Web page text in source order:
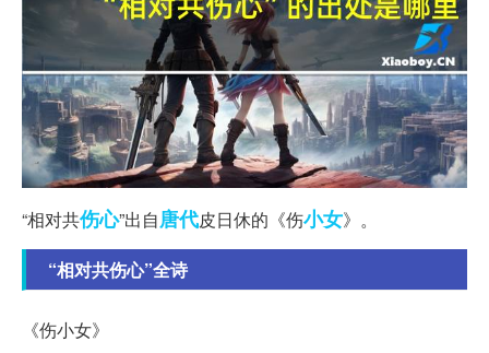
“相对共伤心”出自唐代皮日休的《伤小女》。
“相对共伤心”全诗
《伤小女》